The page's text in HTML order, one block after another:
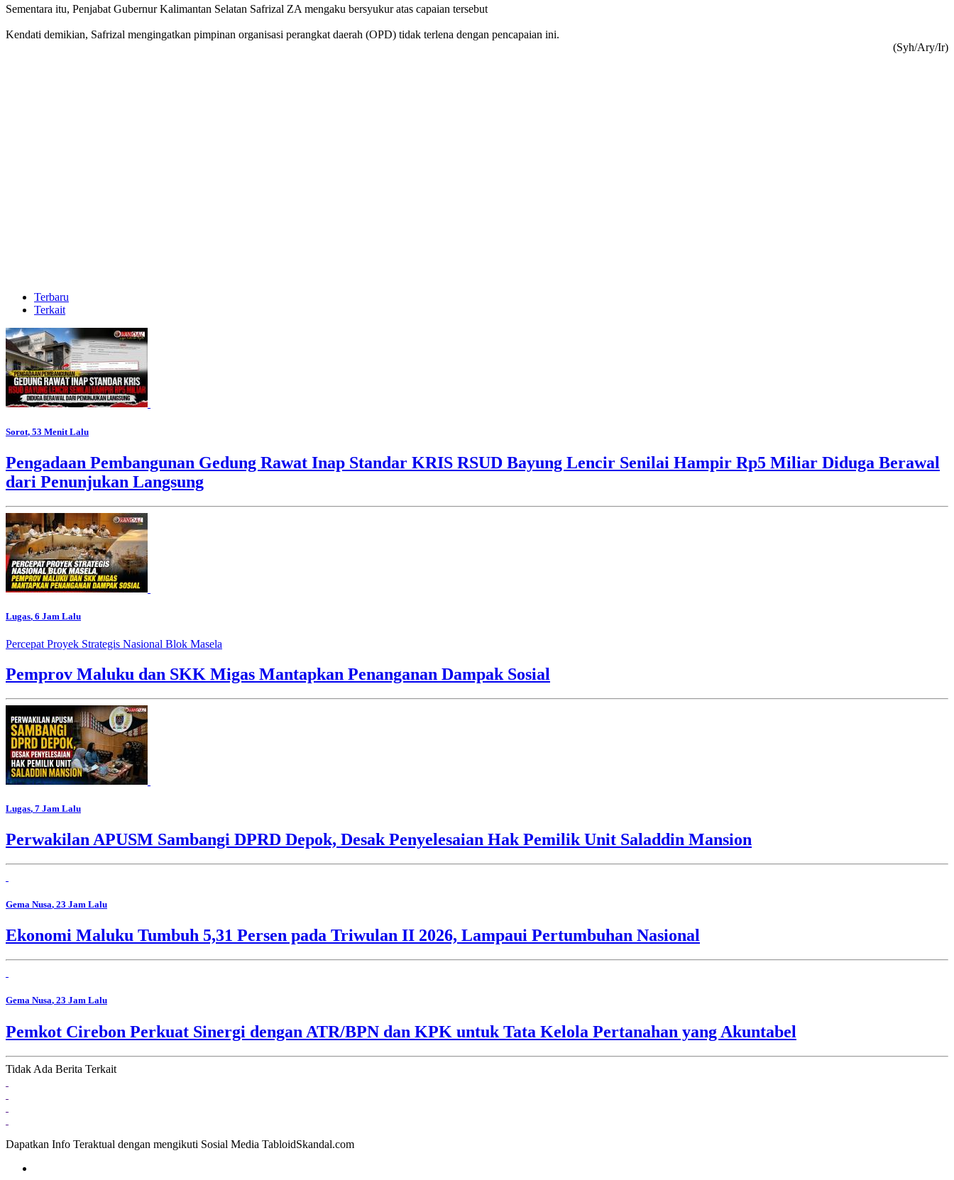
Sementara itu, Penjabat Gubernur Kalimantan Selatan Safrizal ZA mengaku bersyukur atas capaian tersebut
Kendati demikian, Safrizal mengingatkan pimpinan organisasi perangkat daerah (OPD) tidak terlena dengan pencapaian ini.
(Syh/Ary/Ir)
Terbaru
Terkait
Sorot, 53 Menit Lalu
Pengadaan Pembangunan Gedung Rawat Inap Standar KRIS RSUD Bayung Lencir Senilai Hampir Rp5 Miliar Diduga Berawal
dari Penunjukan Langsung
Lugas, 6 Jam Lalu
Percepat Proyek Strategis Nasional Blok Masela
Pemprov Maluku dan SKK Migas Mantapkan Penanganan Dampak Sosial
Lugas, 7 Jam Lalu
Perwakilan APUSM Sambangi DPRD Depok, Desak Penyelesaian Hak Pemilik Unit Saladdin Mansion
Gema Nusa, 23 Jam Lalu
Ekonomi Maluku Tumbuh 5,31 Persen pada Triwulan II 2026, Lampaui Pertumbuhan Nasional
Gema Nusa, 23 Jam Lalu
Pemkot Cirebon Perkuat Sinergi dengan ATR/BPN dan KPK untuk Tata Kelola Pertanahan yang Akuntabel
Tidak Ada Berita Terkait
Dapatkan Info Teraktual dengan mengikuti Sosial Media TabloidSkandal.com